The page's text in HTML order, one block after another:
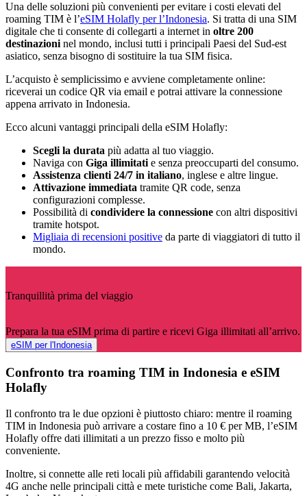
Una delle soluzioni più convenienti per evitare i costi elevati del
roaming TIM è l’eSIM Holafly per l’Indonesia. Si tratta di una SIM
digitale che ti consente di collegarti a internet in oltre 200
destinazioni nel mondo, inclusi tutti i principali Paesi del Sud-est
asiatico, senza bisogno di sostituire la tua SIM fisica.
L’acquisto è semplicissimo e avviene completamente online:
riceverai un codice QR via email e potrai attivare la connessione
appena arrivato in Indonesia.
Ecco alcuni vantaggi principali della eSIM Holafly:
Scegli la durata più adatta al tuo viaggio.
Naviga con Giga illimitati e senza preoccuparti del consumo.
Assistenza clienti 24/7 in italiano, inglese e altre lingue.
Attivazione immediata tramite QR code, senza
configurazioni complesse.
Possibilità di condividere la connessione con altri dispositivi
tramite hotspot.
Migliaia di recensioni positive da parte di viaggiatori di tutto il
mondo.
Tranquillità prima del viaggio
Prepara la tua eSIM prima di partire e ricevi Giga illimitati all’arrivo.
eSIM per l'Indonesia
Confronto tra roaming TIM in Indonesia e eSIM
Holafly
Il confronto tra le due opzioni è piuttosto chiaro: mentre il roaming
TIM in Indonesia può arrivare a costare fino a 10 € per MB, l’eSIM
Holafly offre dati illimitati a un prezzo fisso e molto più
conveniente.
Inoltre, si connette alle reti locali più affidabili garantendo velocità
4G anche nelle principali città e mete turistiche come Bali, Jakarta,